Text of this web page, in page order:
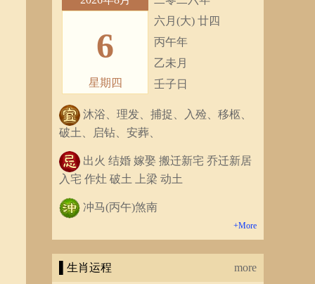
6
星期四
六月(大) 廿四
丙午年
乙未月
壬子日
沐浴、理发、捕捉、入殓、移柩、
破土、启钻、安葬、
出火 结婚 嫁娶 搬迁新宅 乔迁新居
入宅 作灶 破土 上梁 动土
冲马(丙午)煞南
+More
▌生肖运程 more